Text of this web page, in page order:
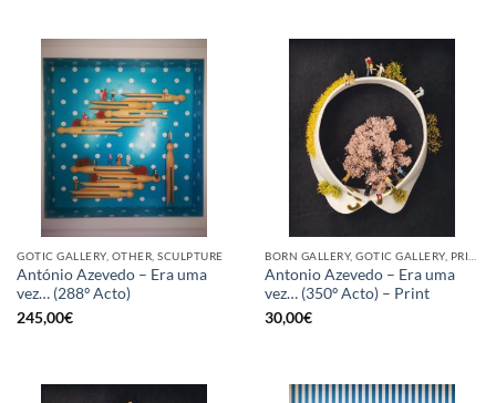
GOTIC GALLERY, OTHER, SCULPTURE
António Azevedo – Era uma
vez… (288º Acto)
245,00€
Antonio Azevedo – Era uma
vez… (350º Acto) – Print
30,00€